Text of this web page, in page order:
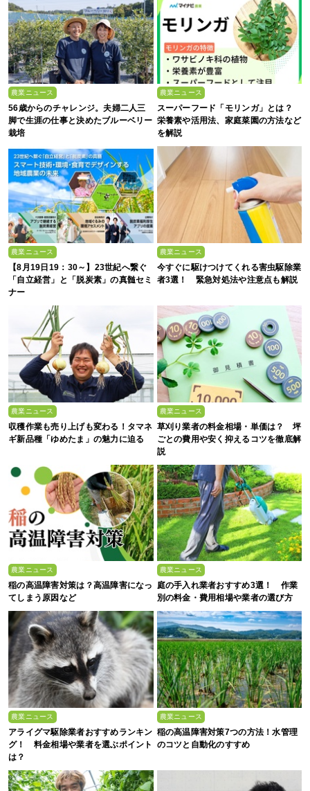
農業ニュース
56歳からのチャレンジ。夫婦二人三
脚で生涯の仕事と決めたブルーベリー
栽培
農業ニュース
スーパーフード「モリンガ」とは？
栄養素や活用法、家庭菜園の方法など
を解説
農業ニュース
【8月19日19：30～】23世紀へ繋ぐ
「自立経営」と「脱炭素」の真髄セミ
ナー
農業ニュース
今すぐに駆けつけてくれる害虫駆除業
者3選！ 緊急対処法や注意点も解説
農業ニュース
収穫作業も売り上げも変わる！タマネ
ギ新品種「ゆめたま」の魅力に迫る
農業ニュース
草刈り業者の料金相場・単価は？ 坪
ごとの費用や安く抑えるコツを徹底解
説
農業ニュース
稲の高温障害対策は？高温障害になっ
てしまう原因など
農業ニュース
庭の手入れ業者おすすめ3選！ 作業
別の料金・費用相場や業者の選び方
農業ニュース
アライグマ駆除業者おすすめランキン
グ！ 料金相場や業者を選ぶポイント
は？
農業ニュース
稲の高温障害対策7つの方法！水管理
のコツと自動化のすすめ